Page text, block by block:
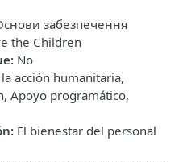
забезпечення
the Children
: No
acción humanitaria,
Apoyo programático,
: El bienestar del personal